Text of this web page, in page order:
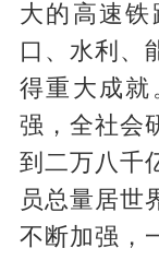
大的高速
口、水利、
得重大成就
强，全社会
到二万八千
员总量居世
不断加强，